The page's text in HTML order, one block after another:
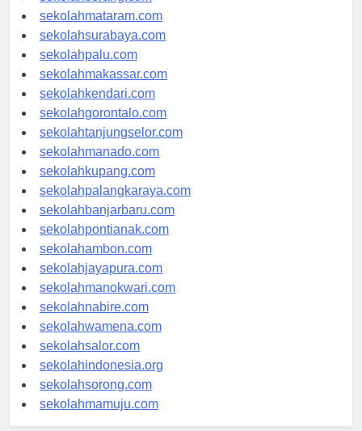
sekolahserang.com
sekolahmataram.com
sekolahsurabaya.com
sekolahpalu.com
sekolahmakassar.com
sekolahkendari.com
sekolahgorontalo.com
sekolahtanjungselor.com
sekolahmanado.com
sekolahkupang.com
sekolahpalangkaraya.com
sekolahbanjarbaru.com
sekolahpontianak.com
sekolahambon.com
sekolahjayapura.com
sekolahmanokwari.com
sekolahnabire.com
sekolahwamena.com
sekolahsalor.com
sekolahindonesia.org
sekolahsorong.com